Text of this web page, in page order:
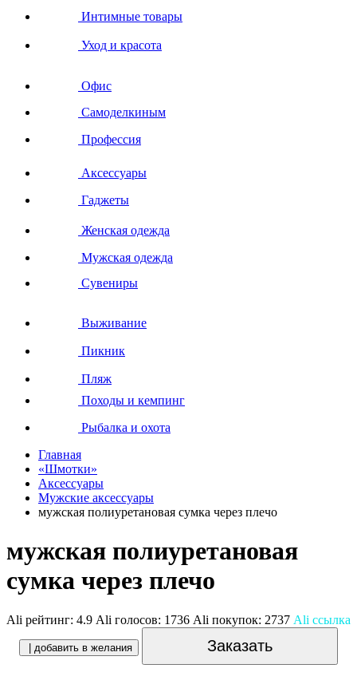
Интимные товары
Уход и красота
Офис
Самоделкиным
Профессия
Аксессуары
Гаджеты
Женская одежда
Мужская одежда
Сувениры
Выживание
Пикник
Пляж
Походы и кемпинг
Рыбалка и охота
Главная
«Шмотки»
Аксессуары
Мужские аксессуары
мужская полиуретановая сумка через плечо
мужская полиуретановая
сумка через плечо
Ali рейтинг: 4.9 Ali голосов: 1736 Ali покупок: 2737 Ali ссылка
| добавить в желания Заказать